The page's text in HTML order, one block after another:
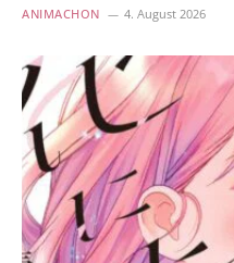
ANIMACHON 4. August 2026